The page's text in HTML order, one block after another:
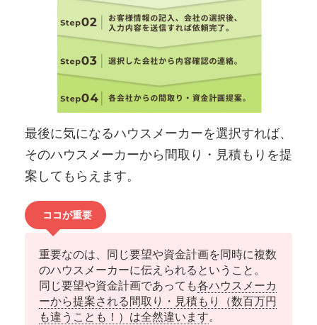
最後に気になるハウスメーカーを選択すれば、
そのハウスメーカーから間取り・見積もりを提
案してもらえます。
ココが重要
重要なのは、同じ要望や資金計画を同時に複数
のハウスメーカーに伝えられるということ。
同じ要望や資金計画であっても各ハウスメーカ
ーから提案される間取り・見積もり（数百万円
も違うことも！）は全然違います。